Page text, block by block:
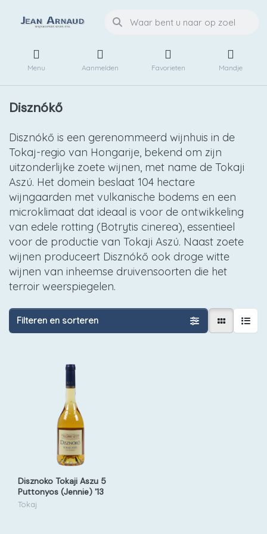
Menu Aanmelden Favorieten Mandje
Disznókő
Disznókő is een gerenommeerd wijnhuis in de
Tokaj-regio van Hongarije, bekend om zijn
uitzonderlijke zoete wijnen, met name de Tokaji
Aszú. Het domein beslaat 104 hectare
wijngaarden met vulkanische bodems en een
microklimaat dat ideaal is voor de ontwikkeling
van edele rotting (Botrytis cinerea), essentieel
voor de productie van Tokaji Aszú. Naast zoete
wijnen produceert Disznókő ook droge witte
wijnen van inheemse druivensoorten die het
terroir weerspiegelen.
Filteren en sorteren
Disznoko Tokaji Aszu 5
Puttonyos (Jennie) '13
Tokaj